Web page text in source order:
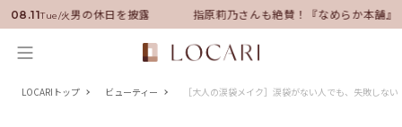
08.11Tue/火
任！いい男の休日を披露 指原莉乃さんも絶賛！『なめらか本舗』
LOCARIトップ ビューティー ［大人の涙袋メイク］涙袋がない人でも、失敗しな